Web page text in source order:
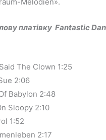
платівку Fantastic
The Clown 1:25
2:06
Babylon 2:48
Sloopy 2:10
1:52
2:17